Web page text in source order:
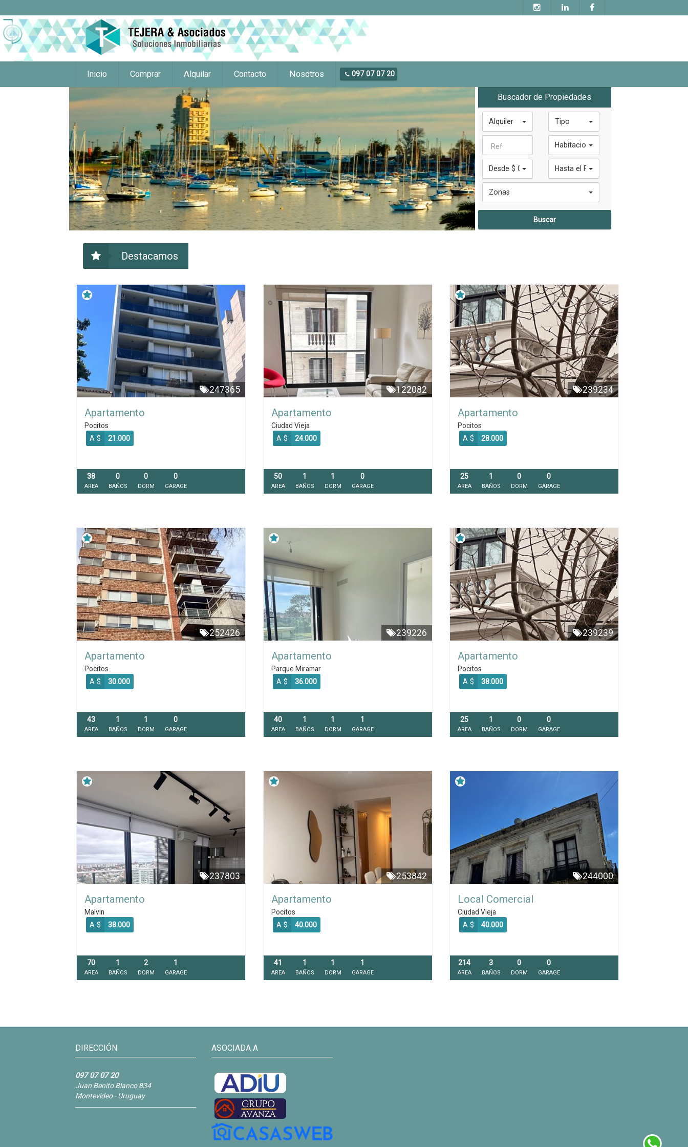
Inicio Comprar Alquilar Contacto Nosotros 097 07 07 20
Buscador de Propiedades
Alquiler Tipo
Habitaciones
Desde $ 0 Hasta el Final
Zonas
Destacamos
247365
Apartamento
Pocitos
A $
21.000
38
AREA
0
BAÑOS
0
DORM
0
GARAGE
122082
Apartamento
Ciudad Vieja
A $
24.000
50
AREA
1
BAÑOS
1
DORM
0
GARAGE
239234
Apartamento
Pocitos
A $
28.000
25
AREA
1
BAÑOS
0
DORM
0
GARAGE
252426
Apartamento
Pocitos
A $
30.000
43
AREA
1
BAÑOS
1
DORM
0
GARAGE
239226
Apartamento
Parque Miramar
A $
36.000
40
AREA
1
BAÑOS
1
DORM
1
GARAGE
239239
Apartamento
Pocitos
A $
38.000
25
AREA
1
BAÑOS
0
DORM
0
GARAGE
237803
Apartamento
Malvin
A $
38.000
70
AREA
1
BAÑOS
2
DORM
1
GARAGE
253842
Apartamento
Pocitos
A $
40.000
41
AREA
1
BAÑOS
1
DORM
1
GARAGE
244000
Local Comercial
Ciudad Vieja
A $
40.000
214
AREA
3
BAÑOS
0
DORM
0
GARAGE
DIRECCIÓN
097 07 07 20
Juan Benito Blanco 834
Montevideo - Uruguay
ASOCIADA A